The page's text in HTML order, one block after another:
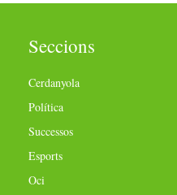
Seccions
Cerdanyola
Política
Successos
Esports
Oci